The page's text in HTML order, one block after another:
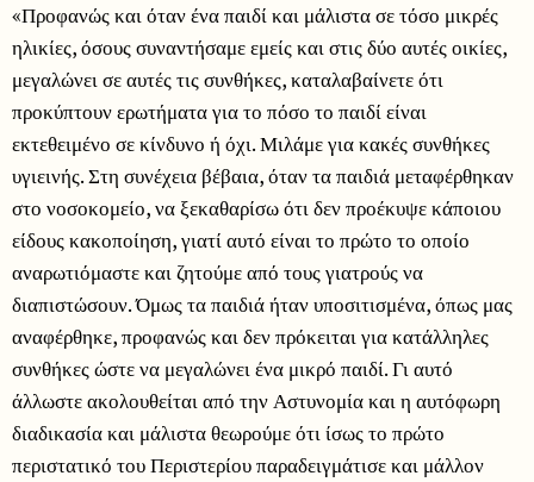
«Προφανώς και όταν ένα παιδί και μάλιστα σε τόσο μικρές
ηλικίες, όσους συναντήσαμε εμείς και στις δύο αυτές οικίες,
μεγαλώνει σε αυτές τις συνθήκες, καταλαβαίνετε ότι
προκύπτουν ερωτήματα για το πόσο το παιδί είναι
εκτεθειμένο σε κίνδυνο ή όχι. Μιλάμε για κακές συνθήκες
υγιεινής. Στη συνέχεια βέβαια, όταν τα παιδιά μεταφέρθηκαν
στο νοσοκομείο, να ξεκαθαρίσω ότι δεν προέκυψε κάποιου
είδους κακοποίηση, γιατί αυτό είναι το πρώτο το οποίο
αναρωτιόμαστε και ζητούμε από τους γιατρούς να
διαπιστώσουν. Όμως τα παιδιά ήταν υποσιτισμένα, όπως μας
αναφέρθηκε, προφανώς και δεν πρόκειται για κατάλληλες
συνθήκες ώστε να μεγαλώνει ένα μικρό παιδί. Γι αυτό
άλλωστε ακολουθείται από την Αστυνομία και η αυτόφωρη
διαδικασία και μάλιστα θεωρούμε ότι ίσως το πρώτο
περιστατικό του Περιστερίου παραδειγμάτισε και μάλλον